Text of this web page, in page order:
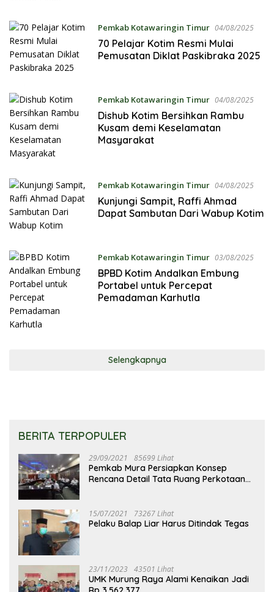
Pemkab Kotawaringin Timur 04/08/2025
70 Pelajar Kotim Resmi Mulai
Pemusatan Diklat Paskibraka 2025
Pemkab Kotawaringin Timur 04/08/2025
Dishub Kotim Bersihkan Rambu
Kusam demi Keselamatan
Masyarakat
Pemkab Kotawaringin Timur 04/08/2025
Kunjungi Sampit, Raffi Ahmad
Dapat Sambutan Dari Wabup Kotim
Pemkab Kotawaringin Timur 03/08/2025
BPBD Kotim Andalkan Embung
Portabel untuk Percepat
Pemadaman Karhutla
Selengkapnya
BERITA TERPOPULER
29/09/2021 85699 Lihat
Pemkab Mura Persiapkan Konsep
Rencana Detail Tata Ruang Perkotaan
15/07/2021 73267 Lihat
Pelaku Balap Liar Harus Ditindak Tegas
23/11/2023 43501 Lihat
UMK Murung Raya Alami Kenaikan Jadi